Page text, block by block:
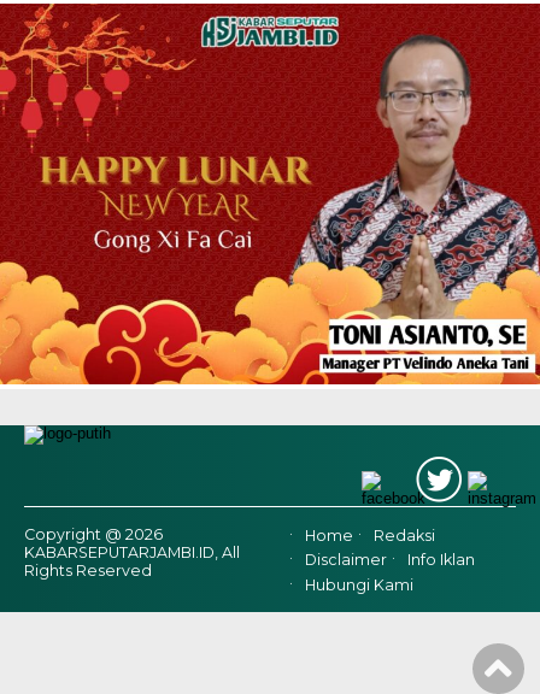
Copyright @ 2026
KABARSEPUTARJAMBI.ID, All
Rights Reserved
Home
Redaksi
Disclaimer
Info Iklan
Hubungi Kami